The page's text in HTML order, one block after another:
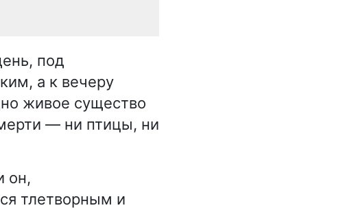
под
а к вечеру
живое существо
— ни птицы, ни
он,
тлетворным и